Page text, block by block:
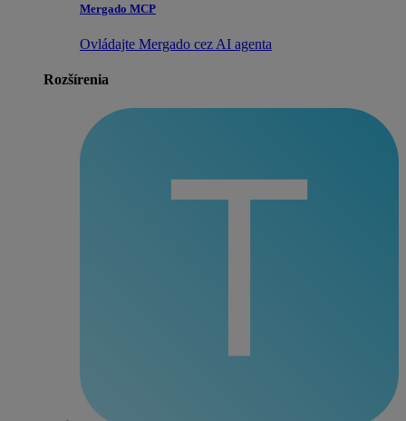
Mergado MCP
Ovládajte Mergado cez AI agenta
Rozšírenia